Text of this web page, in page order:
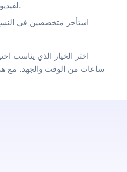
لفيديوهات قصيرة وواضحة.
استأجر متخصصين في
اختر الخيار الذي يناسب
ساعات من الوقت والجهد. مع